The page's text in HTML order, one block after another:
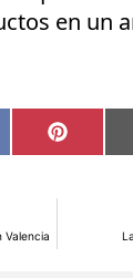
en un
en
Pinterest
Valencia